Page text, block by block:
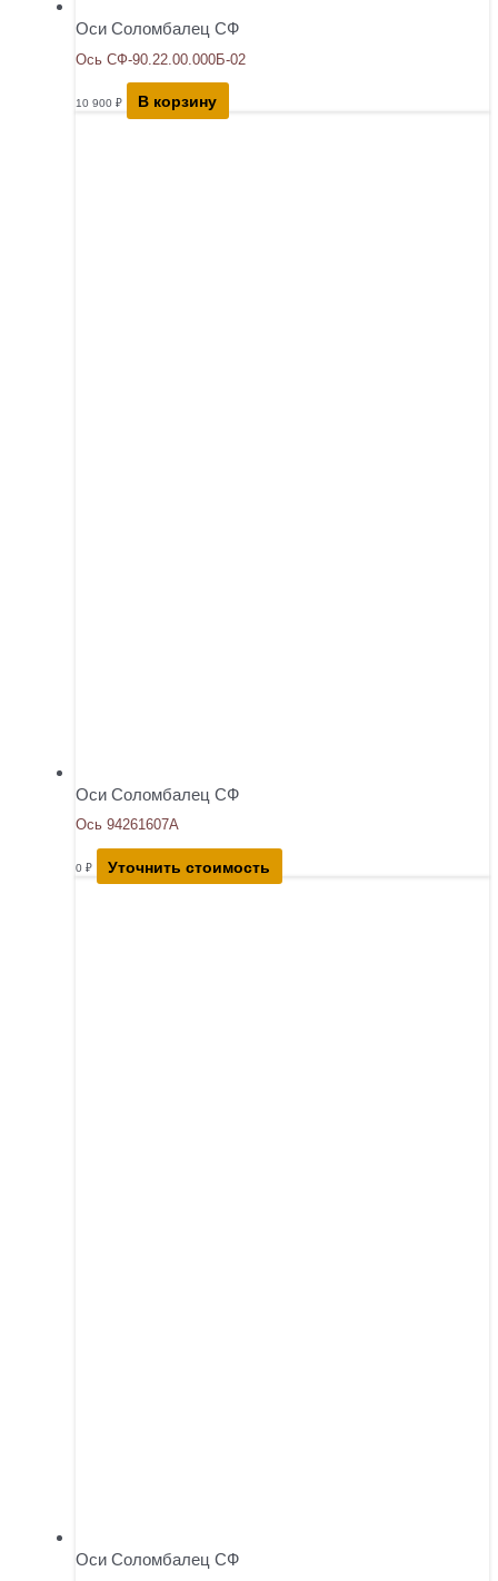
Оси Соломбалец СФ
Ось СФ-90.22.00.000Б-02
10 900 ₽ В корзину
Оси Соломбалец СФ
Ось 94261607А
0 ₽ Уточнить стоимость
Оси Соломбалец СФ